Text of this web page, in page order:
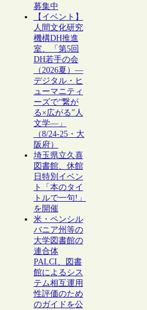
募集中
【イベント】
人間文化研究
機構DH推進
室、「第5回
DH若手の会
（2026夏）―
デジタル・ヒ
ューマニティ
ーズで“繋が
る×広がる”人
文学―」
（8/24-25・大
阪府）
埼玉県立久喜
図書館、休館
日特別イベン
ト「本のタイ
トルで一句!」
を開催
米・ペンシル
バニア州等の
大学図書館の
連合体
PALCI、図書
館によるシス
テム相互運用
性評価のため
のガイドを公